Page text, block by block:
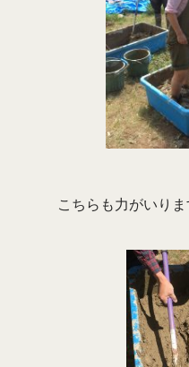
こちらも力がいり